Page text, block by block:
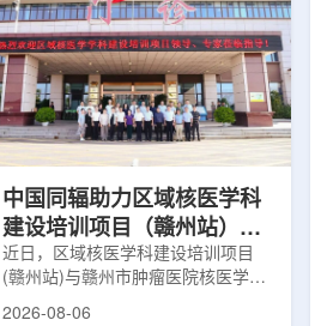
病患者和47名年龄匹配的健康对照
者。研究人员采用淀粉样蛋白PET示
踪剂^11C-PiB，以及tau蛋白PET示
踪剂^18F-florzolotau，对受试者大
脑中的β-淀粉样蛋白和tau蛋白积累
情况进行评估。结果显示，晚发性精
中国同辐助力区域核医学科
建设培训项目（赣州站）与
赣州市肿瘤医院核医学诊疗
高质量建设项目同步启动
近日，区域核医学科建设培训项目
(赣州站)与赣州市肿瘤医院核医学诊
疗高质量建设项目在赣州市肿瘤医院
2026-08-06